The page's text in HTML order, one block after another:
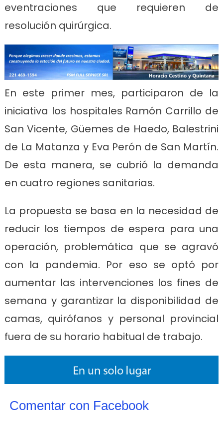
eventraciones que requieren de
resolución quirúrgica.
En este primer mes, participaron de la
iniciativa los hospitales Ramón Carrillo de
San Vicente, Güemes de Haedo, Balestrini
de La Matanza y Eva Perón de San Martín.
De esta manera, se cubrió la demanda
en cuatro regiones sanitarias.
La propuesta se basa en la necesidad de
reducir los tiempos de espera para una
operación, problemática que se agravó
con la pandemia. Por eso se optó por
aumentar las intervenciones los fines de
semana y garantizar la disponibilidad de
camas, quirófanos y personal provincial
fuera de su horario habitual de trabajo.
Comentar con Facebook